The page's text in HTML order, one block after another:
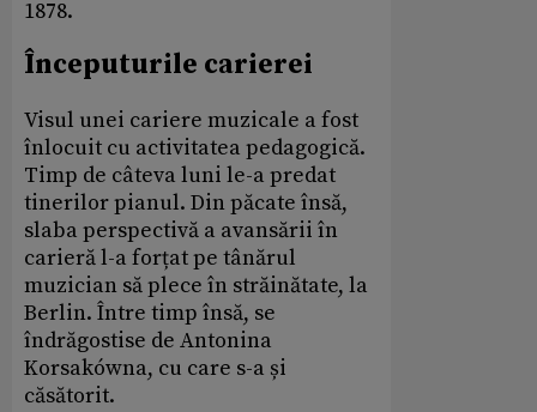
1878.
Începuturile carierei
Visul unei cariere muzicale a fost
înlocuit cu activitatea pedagogică.
Timp de câteva luni le-a predat
tinerilor pianul. Din păcate însă,
slaba perspectivă a avansării în
carieră l-a forțat pe tânărul
muzician să plece în străinătate, la
Berlin. Între timp însă, se
îndrăgostise de Antonina
Korsakówna, cu care s-a și
căsătorit.